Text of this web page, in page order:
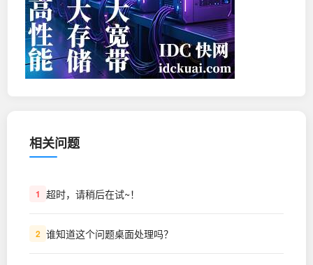
相关问题
1 超时，请稍后在试~！
2 谁知道这个问题桌面处理吗？